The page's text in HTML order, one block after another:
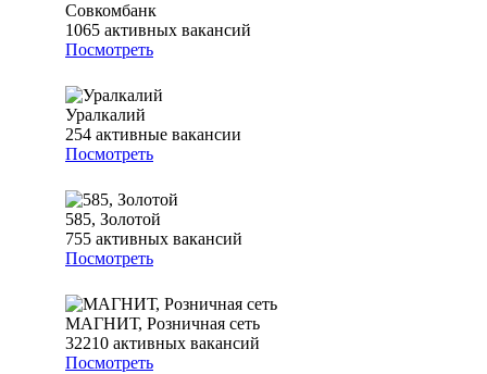
Совкомбанк
1065 активных вакансий
Посмотреть
Уралкалий
254 активные вакансии
Посмотреть
585, Золотой
755 активных вакансий
Посмотреть
МАГНИТ, Розничная сеть
32210 активных вакансий
Посмотреть